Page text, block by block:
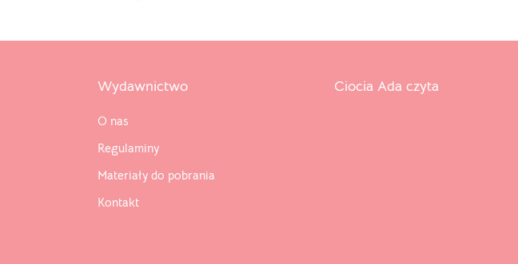
Wydawnictwo
O nas
Regulaminy
Materiały do pobrania
Kontakt
Ciocia Ada czyta